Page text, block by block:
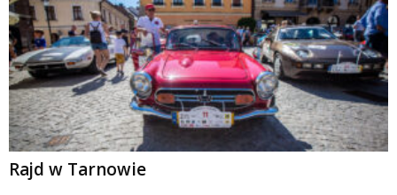
Rajd w Tarnowie